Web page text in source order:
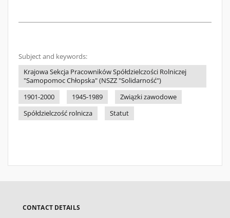
Subject and keywords:
Krajowa Sekcja Pracowników Spółdzielczości Rolniczej
"Samopomoc Chłopska" (NSZZ "Solidarność")
1901-2000
1945-1989
Związki zawodowe
Spółdzielczość rolnicza
Statut
CONTACT DETAILS